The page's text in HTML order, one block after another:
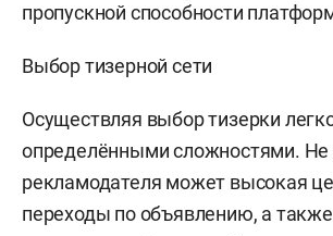
пропускной способности
Выбор тизерной сети
Осуществляя выбор тизерки
определёнными сложностями. Не
рекламодателя может высокая
переходы по объявлению, а